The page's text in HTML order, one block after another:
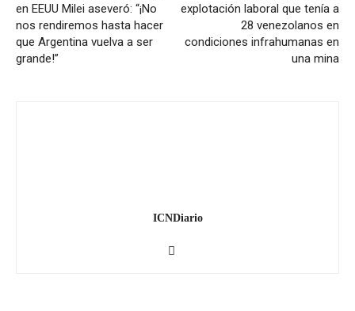
en EEUU Milei aseveró: “¡No
nos rendiremos hasta hacer
que Argentina vuelva a ser
grande!”
explotación laboral que tenía a
28 venezolanos en
condiciones infrahumanas en
una mina
ICNDiario